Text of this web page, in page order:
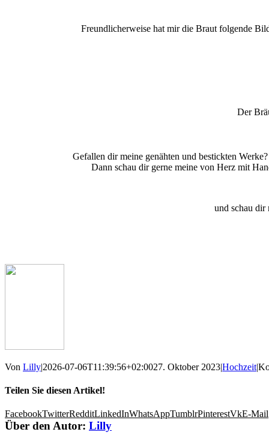
Freundlicherweise hat mir die Braut folgende
Der
Gefallen dir meine genähten und bestickten
Dann schau dir gerne meine von Herz mit
und schau dir
Von Lilly|2026-07-06T11:39:56+02:0027. Oktober 2023|Hochzeit|
Teilen Sie diesen Artikel!
FacebookTwitterRedditLinkedInWhatsAppTumblrPinterestVkE-Mail
Über den Autor: Lilly